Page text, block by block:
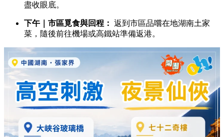
盡收眼底。
下午｜市區覓食與回程： 返到市區品嚐在地湖南土家
菜，隨後前往機場或高鐵站準備返港。